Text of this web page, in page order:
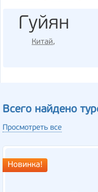
Гуйян
Китай,
Всего найдено
Просмотреть все
Новинка!